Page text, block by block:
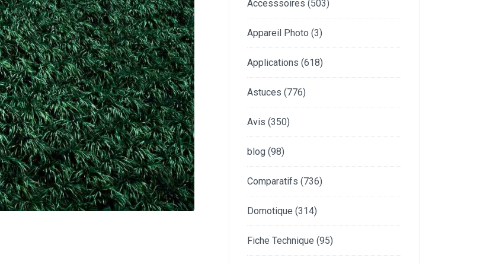
Accesssoires (503)
Appareil Photo (3)
Applications (618)
Astuces (776)
Avis (350)
blog (98)
Comparatifs (736)
Domotique (314)
Fiche Technique (95)